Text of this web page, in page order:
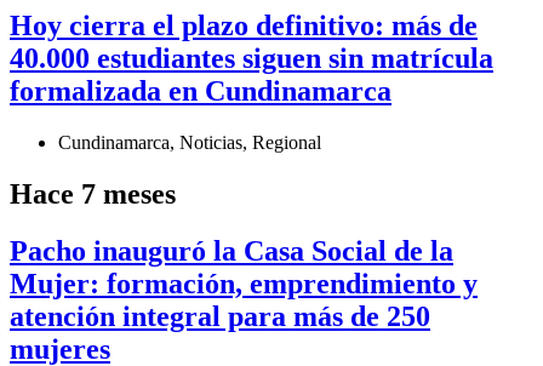
Hoy cierra el plazo definitivo: más de
40.000 estudiantes siguen sin matrícula
formalizada en Cundinamarca
Cundinamarca, Noticias, Regional
Hace 7 meses
Pacho inauguró la Casa Social de la
Mujer: formación, emprendimiento y
atención integral para más de 250
mujeres